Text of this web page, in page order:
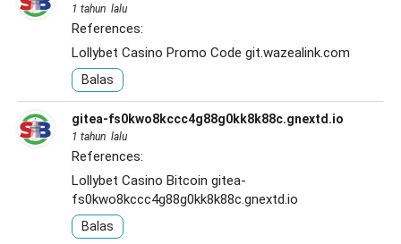
1 tahun lalu
References:
Lollybet Casino Promo Code git.wazealink.com
Balas
gitea-fs0kwo8kccc4g88g0kk8k88c.gnextd.io
1 tahun lalu
References:
Lollybet Casino Bitcoin gitea-
fs0kwo8kccc4g88g0kk8k88c.gnextd.io
Balas